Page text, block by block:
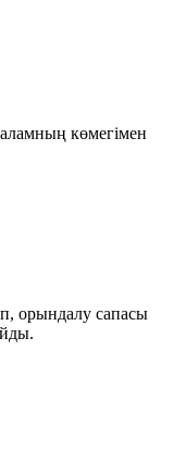
көмегімен
орындалу сапасы